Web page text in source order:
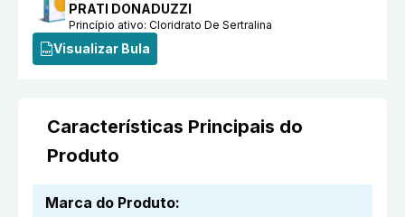
PRATI DONADUZZI
Princípio ativo:Cloridrato De Sertralina
Visualizar Bula
Características Principais do
Produto
Marca do Produto: